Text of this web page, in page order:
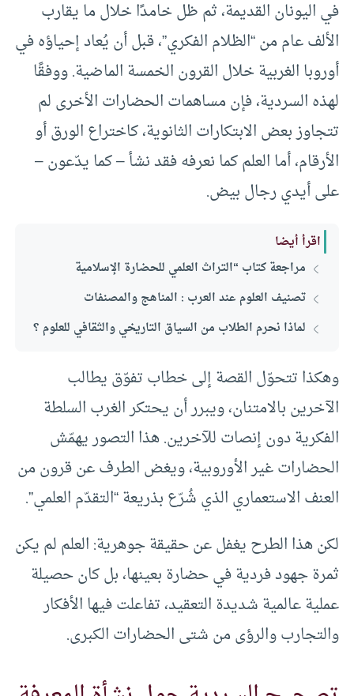
في اليونان القديمة، ثم ظل خامدًا خلال ما يقارب
الألف عام من “الظلام الفكري”، قبل أن يُعاد إحياؤه في
أوروبا الغربية خلال القرون الخمسة الماضية. ووفقًا
لهذه السردية، فإن مساهمات الحضارات الأخرى لم
تتجاوز بعض الابتكارات الثانوية، كاختراع الورق أو
الأرقام، أما العلم كما نعرفه فقد نشأ – كما يدّعون –
على أيدي رجال بيض.
اقرأ أيضا
مراجعة كتاب “التراث العلمي للحضارة الإسلامية
تصنيف العلوم عند العرب : المناهج والمصنفات
لماذا نحرم الطلاب من السياق التاريخي والثقافي للعلوم ؟
وهكذا تتحوّل القصة إلى خطاب تفوّق يطالب
الآخرين بالامتنان، ويبرر أن يحتكر الغرب السلطة
الفكرية دون إنصات للآخرين. هذا التصور يهمّش
الحضارات غير الأوروبية، ويغض الطرف عن قرون من
العنف الاستعماري الذي شُرّع بذريعة “التقدّم العلمي”.
لكن هذا الطرح يغفل عن حقيقة جوهرية: العلم لم يكن
ثمرة جهود فردية في حضارة بعينها، بل كان حصيلة
عملية عالمية شديدة التعقيد، تفاعلت فيها الأفكار
والتجارب والرؤى من شتى الحضارات الكبرى.